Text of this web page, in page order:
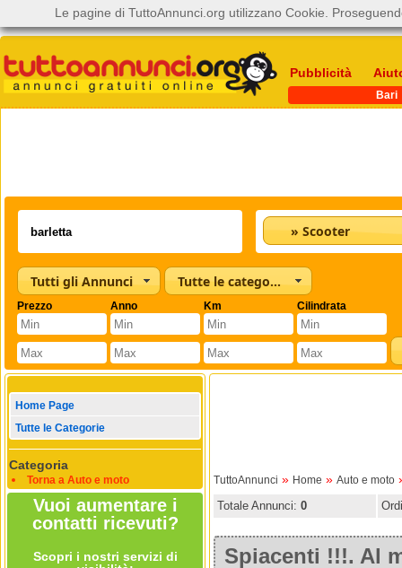
Pubblicità
Bari
» Scooter
Tutti gli Annunci Tutte le categorie
Prezzo Anno Km Cilindrata
Home Page
Tutte le Categorie
Categoria
Torna a Auto e moto
Vuoi aumentare i
contatti ricevuti?
Scopri i nostri servizi di
TuttoAnnunci » Home » Auto e moto
Totale Annunci: 0
Spiacenti !!!. Al
Le pagine di TuttoAnnunci.org utilizzano Cookie.